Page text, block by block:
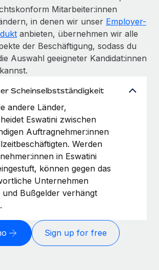
Mitarbeiter:innen
in denen wir unser Employer-
anbieten, übernehmen wir alle
der Beschäftigung, sodass du
Auswahl geeigneter Kandidat:innen
Scheinselbstständigkeit
andere Länder,
Eswatini zwischen
Auftragnehmer:innen
Werden
in Eswatini
können gegen das
Unternehmen
und Bußgelder verhängt
Sign up for free